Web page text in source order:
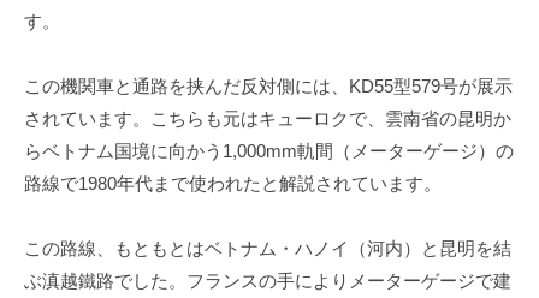
す。
この機関車と通路を挟んだ反対側には、 KD55型579号が展示
されています。こちらも元はキューロクで、雲南省の昆明か
らベトナム国境に向かう 1,000mm軌間（メーターゲージ）の
路線で1980年代まで使われたと解説されています。
この路線、
もともとはベトナム・ハノイ（河内）と昆明を結
ぶ滇越鐵路でした。フランスの手により メーターゲージで建